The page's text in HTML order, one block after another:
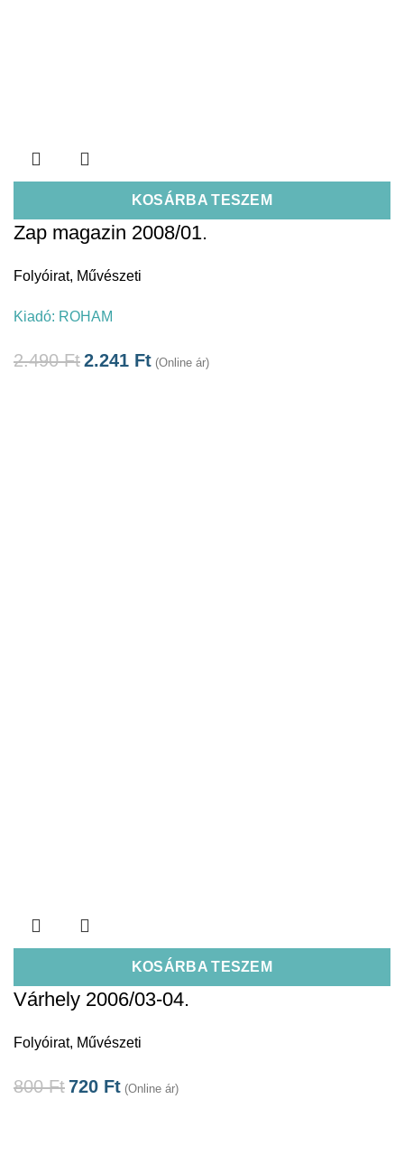
KOSÁRBA TESZEM
Zap magazin 2008/01.
Folyóirat, Művészeti
Kiadó: ROHAM
2.490Ft2.241 Ft (Online ár)
KOSÁRBA TESZEM
Várhely 2006/03-04.
Folyóirat, Művészeti
800Ft720 Ft (Online ár)